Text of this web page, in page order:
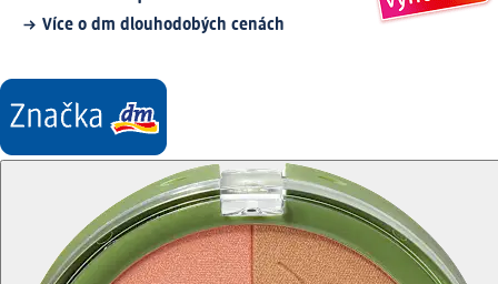
Více o dm dlouhodobých cenách